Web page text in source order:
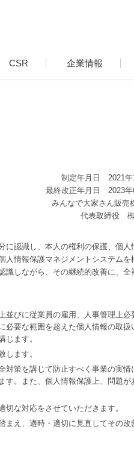
CSR 企業情報
制定年月日 2021年
最終改正年月日 2023年
みんなで大家さん販売
代表取締役
に認識し、本人の権利の保護、個人
人情報保護マネジメントシステムを
識しながら、その継続的改善に、全
並びに従業員の雇用、人事管理上必
必要な範囲を超えた個人情報の取扱
ます。
ます。
対策を講じて防止すべく事業の実情
す。また、個人情報保護上、問題が
な対応をさせていただきます。
まえ、適時・適切に見直してその改